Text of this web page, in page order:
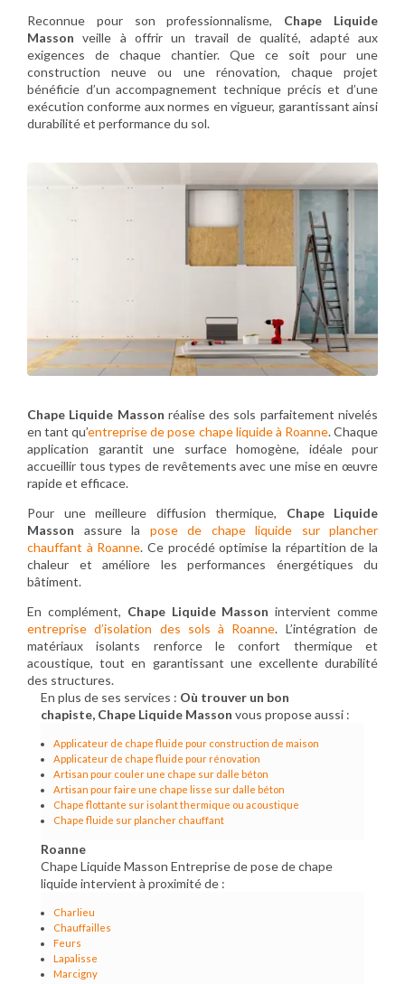
Reconnue pour son professionnalisme, Chape Liquide
Masson veille à offrir un travail de qualité, adapté aux
exigences de chaque chantier. Que ce soit pour une
construction neuve ou une rénovation, chaque projet
bénéficie d’un accompagnement technique précis et d’une
exécution conforme aux normes en vigueur, garantissant ainsi
durabilité et performance du sol.
Chape Liquide Masson réalise des sols parfaitement nivelés
en tant qu’entreprise de pose chape liquide à Roanne. Chaque
application garantit une surface homogène, idéale pour
accueillir tous types de revêtements avec une mise en œuvre
rapide et efficace.
Pour une meilleure diffusion thermique, Chape Liquide
Masson assure la pose de chape liquide sur plancher
chauffant à Roanne. Ce procédé optimise la répartition de la
chaleur et améliore les performances énergétiques du
bâtiment.
En complément, Chape Liquide Masson intervient comme
entreprise d’isolation des sols à Roanne. L’intégration de
matériaux isolants renforce le confort thermique et
acoustique, tout en garantissant une excellente durabilité
des structures.
En plus de ses services : Où trouver un bon
chapiste, Chape Liquide Masson vous propose aussi :
Applicateur de chape fluide pour construction de maison
Applicateur de chape fluide pour rénovation
Artisan pour couler une chape sur dalle béton
Artisan pour faire une chape lisse sur dalle béton
Chape flottante sur isolant thermique ou acoustique
Chape fluide sur plancher chauffant
Roanne
Chape Liquide Masson Entreprise de pose de chape
liquide intervient à proximité de :
Charlieu
Chauffailles
Feurs
Lapalisse
Marcigny